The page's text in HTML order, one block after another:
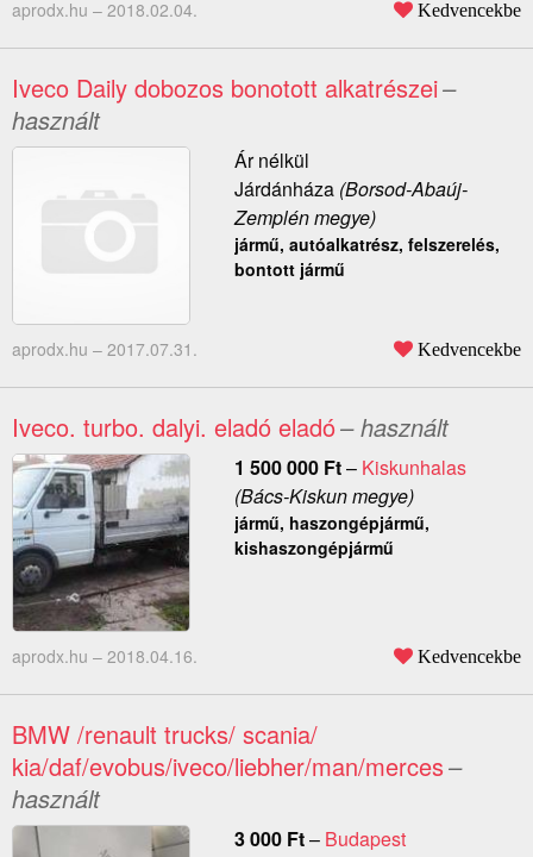
aprodx.hu – 2018.02.04. Kedvencekbe
Iveco Daily dobozos bonotott alkatrészei–
használt
Ár nélkül
Járdánháza(Borsod-Abaúj-
Zemplén megye)
jármű, autóalkatrész, felszerelés,
bontott jármű
aprodx.hu – 2017.07.31. Kedvencekbe
Iveco. turbo. dalyi. eladó eladó– használt
1 500 000 Ft– Kiskunhalas
(Bács-Kiskun megye)
jármű, haszongépjármű,
kishaszongépjármű
aprodx.hu – 2018.04.16. Kedvencekbe
BMW /renault trucks/ scania/
kia/daf/evobus/iveco/liebher/man/merces–
használt
3 000 Ft– Budapest